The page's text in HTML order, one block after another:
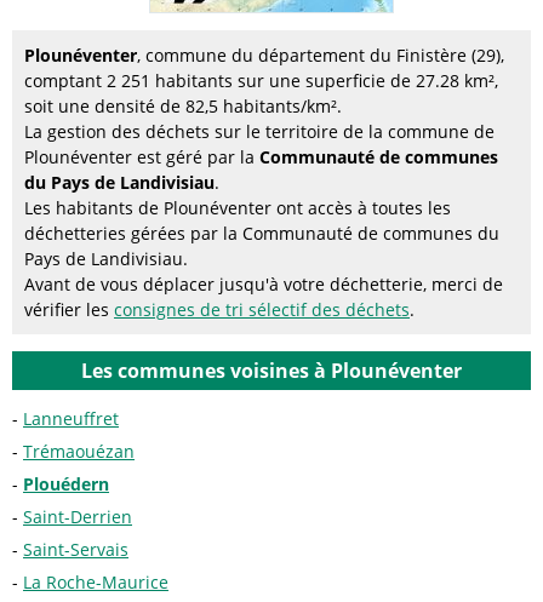
Plounéventer, commune du département du Finistère (29),
comptant 2 251 habitants sur une superficie de 27.28 km²,
soit une densité de 82,5 habitants/km².
La gestion des déchets sur le territoire de la commune de
Plounéventer est géré par la Communauté de communes
du Pays de Landivisiau.
Les habitants de Plounéventer ont accès à toutes les
déchetteries gérées par la Communauté de communes du
Pays de Landivisiau.
Avant de vous déplacer jusqu'à votre déchetterie, merci de
vérifier les consignes de tri sélectif des déchets.
Les communes voisines à Plounéventer
Lanneuffret
Trémaouézan
Plouédern
Saint-Derrien
Saint-Servais
La Roche-Maurice